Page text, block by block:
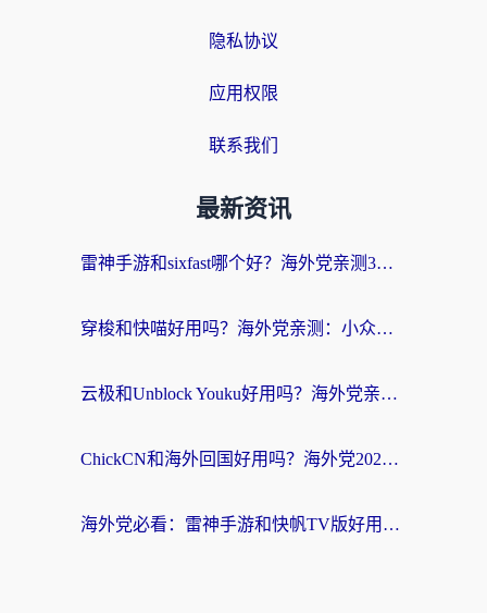
隐私协议
应用权限
联系我们
最新资讯
雷神手游和sixfast哪个好？海外党亲测3款回国加速器，教你选对不踩坑
穿梭和快喵好用吗？海外党亲测：小众加速器对比+番茄加速器深度体验
云极和Unblock Youku好用吗？海外党亲测+2026回国加速器避坑指南
ChickCN和海外回国好用吗？海外党2026亲测：从手游到影音，选对加速器的3个关键
海外党必看：雷神手游和快帆TV版好用吗？3步选对回国加速器不踩坑